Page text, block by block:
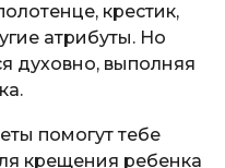
крестик,
атрибуты. Но
духовно, выполняя
помогут тебе
крещения ребенка